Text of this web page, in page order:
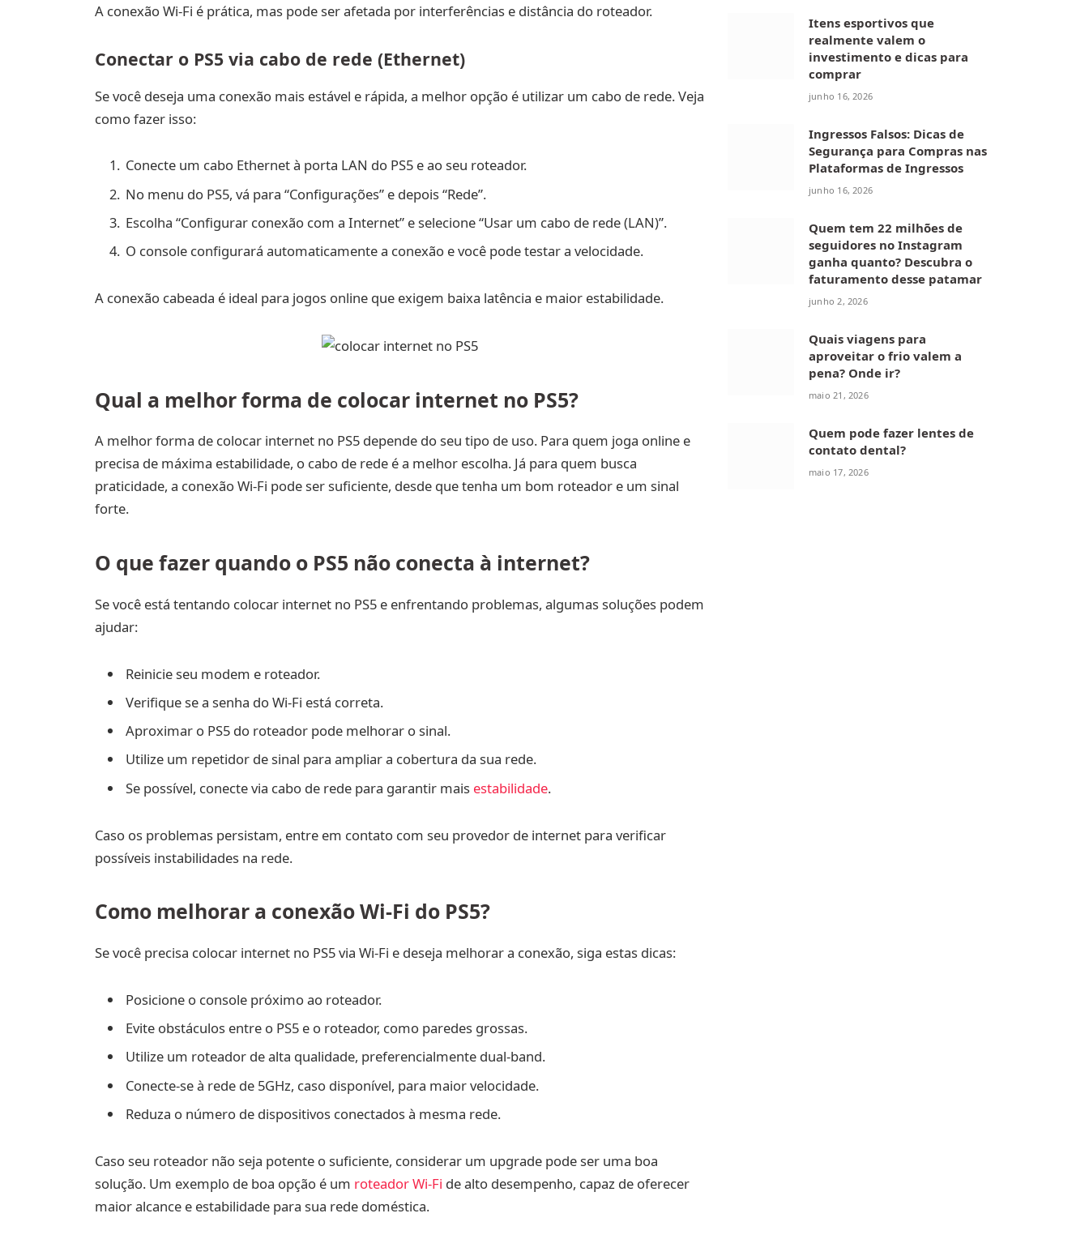
A conexão Wi-Fi é prática, mas pode ser afetada por interferências e distância do roteador.
Conectar o PS5 via cabo de rede (Ethernet)
Se você deseja uma conexão mais estável e rápida, a melhor opção é utilizar um cabo de rede. Veja
como fazer isso:
Conecte um cabo Ethernet à porta LAN do PS5 e ao seu roteador.
No menu do PS5, vá para “Configurações” e depois “Rede”.
Escolha “Configurar conexão com a Internet” e selecione “Usar um cabo de rede (LAN)”.
O console configurará automaticamente a conexão e você pode testar a velocidade.
A conexão cabeada é ideal para jogos online que exigem baixa latência e maior estabilidade.
Qual a melhor forma de colocar internet no PS5?
A melhor forma de colocar internet no PS5 depende do seu tipo de uso. Para quem joga online e
precisa de máxima estabilidade, o cabo de rede é a melhor escolha. Já para quem busca
praticidade, a conexão Wi-Fi pode ser suficiente, desde que tenha um bom roteador e um sinal
forte.
O que fazer quando o PS5 não conecta à internet?
Se você está tentando colocar internet no PS5 e enfrentando problemas, algumas soluções podem
ajudar:
Reinicie seu modem e roteador.
Verifique se a senha do Wi-Fi está correta.
Aproximar o PS5 do roteador pode melhorar o sinal.
Utilize um repetidor de sinal para ampliar a cobertura da sua rede.
Se possível, conecte via cabo de rede para garantir mais estabilidade.
Caso os problemas persistam, entre em contato com seu provedor de internet para verificar
possíveis instabilidades na rede.
Como melhorar a conexão Wi-Fi do PS5?
Se você precisa colocar internet no PS5 via Wi-Fi e deseja melhorar a conexão, siga estas dicas:
Posicione o console próximo ao roteador.
Evite obstáculos entre o PS5 e o roteador, como paredes grossas.
Utilize um roteador de alta qualidade, preferencialmente dual-band.
Conecte-se à rede de 5GHz, caso disponível, para maior velocidade.
Reduza o número de dispositivos conectados à mesma rede.
Caso seu roteador não seja potente o suficiente, considerar um upgrade pode ser uma boa
solução. Um exemplo de boa opção é um roteador Wi-Fi de alto desempenho, capaz de oferecer
maior alcance e estabilidade para sua rede doméstica.
Itens esportivos que
realmente valem o
investimento e dicas para
comprar
junho 16, 2026
Ingressos Falsos: Dicas de
Segurança para Compras nas
Plataformas de Ingressos
junho 16, 2026
Quem tem 22 milhões de
seguidores no Instagram
ganha quanto? Descubra o
faturamento desse patamar
junho 2, 2026
Quais viagens para
aproveitar o frio valem a
pena? Onde ir?
maio 21, 2026
Quem pode fazer lentes de
contato dental?
maio 17, 2026